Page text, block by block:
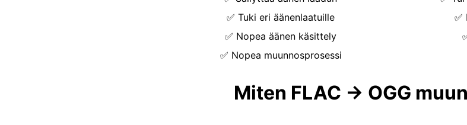
✅ Tuki eri äänenlaatuille
✅ Nopea äänen käsittely
✅ Nopea muunnosprosessi
✅
Miten FLAC → OGG